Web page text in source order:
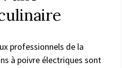
professionnels de la
à poivre électriques sont